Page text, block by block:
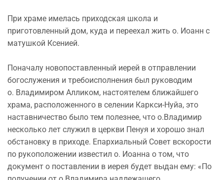
При храме имелась приходская школа и
приготовленный дом, куда и переехал жить о. Иоанн с
матушкой Ксенией.
Поначалу новопоставленный иерей в отправлении
богослужения и требоисполнения был руководим
о. Владимиром Алликом, настоятелем ближайшего
храма, расположенного в селении Каркси-Нуйа, это
наставничество было тем полезнее, что о.Владимир
несколько лет служил в церкви Пенуя и хорошо знал
обстановку в приходе. Епархиальный Совет вскорости
по рукоположении известил о. Иоанна о том, что
документ о поставлении в иерея будет выдан ему: «По